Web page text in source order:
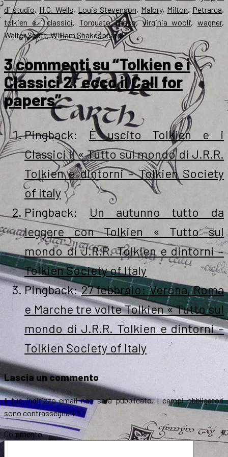
di studio, H.G. Wells, Louis Stevenson, Malory, Milton, Petrarca,
tolkien e i classici, Torquato Tasso,virginia woolf, wagner,
Walter Scott,William Shakespeare
3 commenti su “Tolkien e i
Classici 2: ecco il Call for
papers”
Pingback: È uscito Tolkien e i
Classici II « Tutto sul mondo di J.R.R.
Tolkien e dintorni – Tolkien Society
of Italy
Pingback: Un autunno tutto da
leggere con Tolkien « Tutto sul
mondo di J.R.R. Tolkien e dintorni –
Tolkien Society of Italy
Pingback:27 febbraio: Verona, Roma
e Marche tre volte Tolkien « Tutto sul
mondo di J.R.R. Tolkien e dintorni –
Tolkien Society of Italy
Lascia un commento
Il tuo indirizzo email non sarà pubblicato. I campi obbligatori
sono contrassegnati*
Commento*